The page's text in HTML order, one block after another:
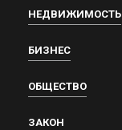
НЕДВИЖИМОСТЬ
БИЗНЕС
ОБЩЕСТВО
ЗАКОН